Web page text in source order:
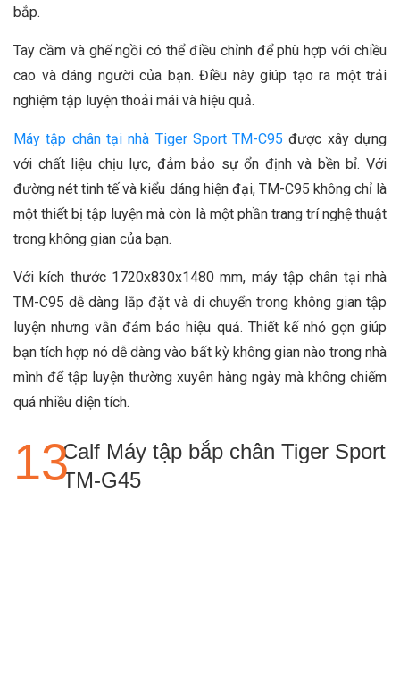
bắp.
Tay cầm và ghế ngồi có thể điều chỉnh để phù hợp với chiều
cao và dáng người của bạn. Điều này giúp tạo ra một trải
nghiệm tập luyện thoải mái và hiệu quả.
Máy tập chân tại nhà Tiger Sport TM-C95 được xây dựng
với chất liệu chịu lực, đảm bảo sự ổn định và bền bỉ. Với
đường nét tinh tế và kiểu dáng hiện đại, TM-C95 không chỉ là
một thiết bị tập luyện mà còn là một phần trang trí nghệ thuật
trong không gian của bạn.
Với kích thước 1720x830x1480 mm, máy tập chân tại nhà
TM-C95 dễ dàng lắp đặt và di chuyển trong không gian tập
luyện nhưng vẫn đảm bảo hiệu quả. Thiết kế nhỏ gọn giúp
bạn tích hợp nó dễ dàng vào bất kỳ không gian nào trong nhà
mình để tập luyện thường xuyên hàng ngày mà không chiếm
quá nhiều diện tích.
Calf Máy tập bắp chân Tiger Sport
TM-G45